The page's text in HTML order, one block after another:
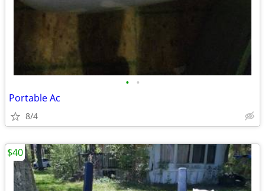
• •
Portable Ac
8/4
$40